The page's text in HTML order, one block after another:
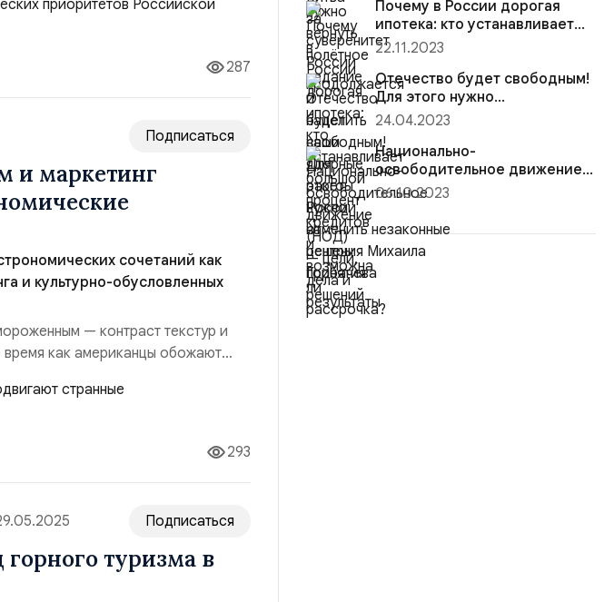
своих поездок они имеют
народов, ...
287
Подписаться
и маркетинг
сочетаний как
и культурно-обусловленных
— контраст текстур и
время как американцы обожают
поваров на создание
с пенкой из соленого сливочного
293
Подписаться
туризма в
Почему в России дорогая
ипотека: кто устанавливает
большой процент кредитов и
22.11.2023
Отечество будет свободным!
Для этого нужно
отменить незаконные
решения Михаила Горбачева
24.04.2023
Национально-
освободительное движение
(НОД) — цели, дела и
06.10.2023